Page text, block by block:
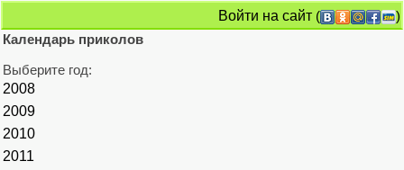
Войти на сайт (
)
Календарь приколов
Выберите год:
2008
2009
2010
2011